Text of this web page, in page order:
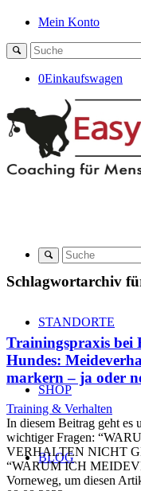
Mein Konto
0Einkaufswagen
STANDORTE
SHOP
BLOG
Schlagwortarchiv
Trainingspraxis bei
Hundes:
markern – ja oder
Training & Verhalten
In diesem Beitrag geht
wichtiger Fragen:
VERHALTEN NICHT
“WARUM ICH
Vorneweg, um diesen